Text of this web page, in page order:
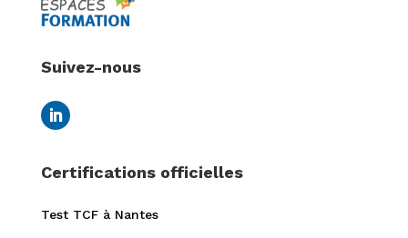
Suivez-nous
Certifications officielles
Test TCF à Nantes